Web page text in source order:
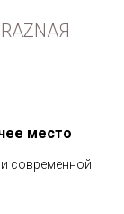
место
современной